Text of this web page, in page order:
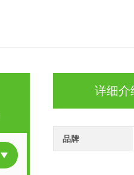
详细介
品牌